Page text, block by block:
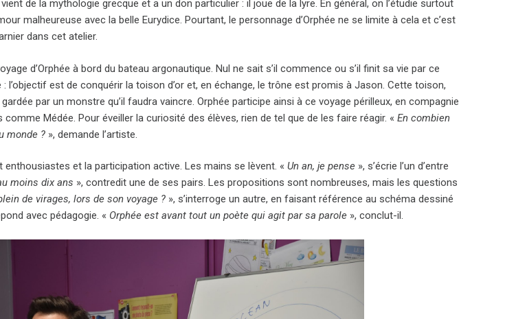
de la mythologie grecque et a un don particulier : il joue de la lyre. En général, on l’étudie surtout
malheureuse avec la belle Eurydice. Pourtant, le personnage d’Orphée ne se limite à cela et c’est
dans cet atelier.
d’Orphée à bord du bateau argonautique. Nul ne sait s’il commence ou s’il finit sa vie par ce
l’objectif est de conquérir la toison d’or et, en échange, le trône est promis à Jason. Cette toison,
par un monstre qu’il faudra vaincre. Orphée participe ainsi à ce voyage périlleux, en compagnie
comme Médée. Pour éveiller la curiosité des élèves, rien de tel que de les faire réagir. «En combien
monde ? », demande l’artiste.
enthousiastes et la participation active. Les mains se lèvent. «Un an, je pense », s’écrie l’un d’entre
moins dix ans », contredit une de ses pairs. Les propositions sont nombreuses, mais les questions
de virages, lors de son voyage ? », s’interroge un autre, en faisant référence au schéma dessiné
avec pédagogie. « Orphée est avant tout un poète qui agit par sa parole », conclut-il.